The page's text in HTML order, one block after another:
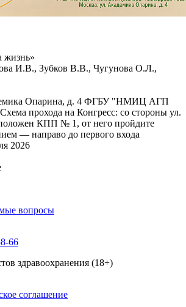
жизнь»
И.В., Зубков В.В., Чугунова О.Л.,
Опарина, д. 4 ФГБУ "НМИЦ АГП
прохода на Конгресс: со стороны ул.
КПП № 1, от него пройдите
— направо до первого входа
2026
вопросы
66
здравоохранения (18+)
соглашение